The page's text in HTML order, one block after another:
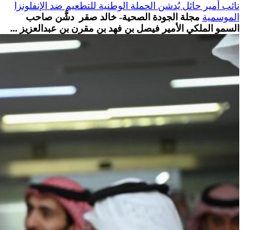
نائب أمير حائل يُدشن الحملة الوطنية للتطعيم ضد الإنفلونزا
الموسمية مجلة الجودة الصحية- خالد صقر دشَّن صاحب
السمو الملكي الأمير فيصل بن فهد بن مقرن بن عبدالعزيز ...